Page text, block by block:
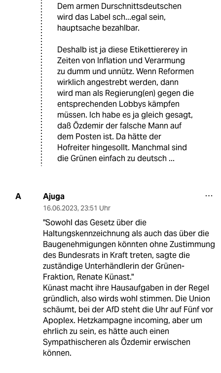
Dem armen Durschnittsdeutschen
wird das Label sch...egal sein,
hauptsache bezahlbar.
Deshalb ist ja diese Etikettiererey in
Zeiten von Inflation und Verarmung
zu dumm und unnütz. Wenn Reformen
wirklich angestrebt werden, dann
wird man als Regierung(en) gegen die
entsprechenden Lobbys kämpfen
müssen. Ich habe es ja gleich gesagt,
daß Özdemir der falsche Mann auf
dem Posten ist. Da hätte der
Hofreiter hingesollt. Manchmal sind
die Grünen einfach zu deutsch ...
A Ajuga
16.06.2023, 23:51 Uhr
"Sowohl das Gesetz über die
Haltungskennzeichnung als auch das über die
Baugenehmigungen könnten ohne Zustimmung
des Bundesrats in Kraft treten, sagte die
zuständige Unterhändlerin der Grünen-
Fraktion, Renate Künast."
Künast macht ihre Hausaufgaben in der Regel
gründlich, also wirds wohl stimmen. Die Union
schäumt, bei der AfD steht die Uhr auf Fünf vor
Apoplex. Hetzkampagne incoming, aber um
ehrlich zu sein, es hätte auch einen
Sympathischeren als Özdemir erwischen
können.